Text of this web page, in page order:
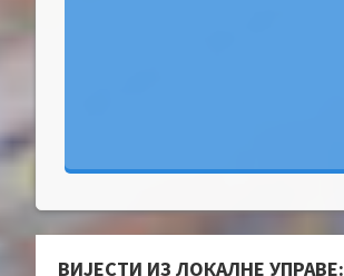
ВИЈЕСТИ ИЗ ЛОКАЛНЕ УПРАВЕ: